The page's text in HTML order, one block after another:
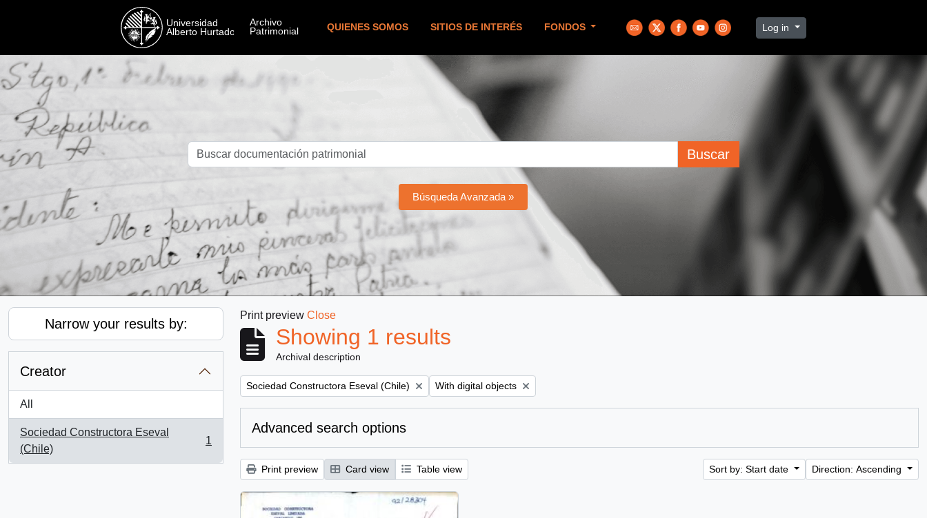
QUIENES SOMOS SITIOS DE INTERÉS FONDOS Log in
Buscar
Búsqueda Avanzada »
Narrow your results by:
Creator
All
Sociedad Constructora Eseval
(Chile)
, 1 results
1
Print preview Close
Showing 1 results
Archival description
Remove filter:
Sociedad Constructora Eseval (Chile) Remove filter:
With digital objects
Advanced search options
Print preview Card view Table view Sort by: Start date Direction: Ascending